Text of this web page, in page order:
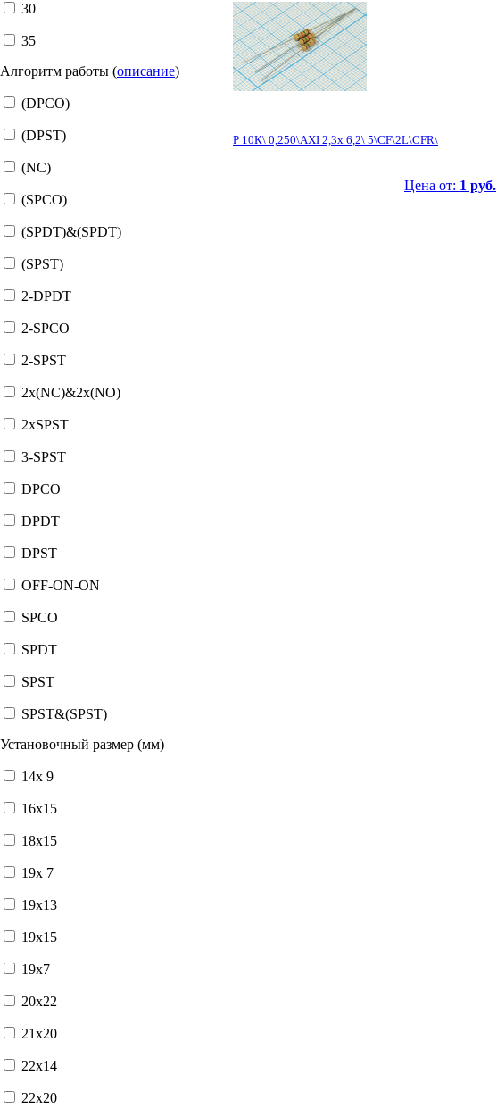
30
35
Алгоритм работы (описание)
(DPCO)
(DPST)
(NC)
(SPCO)
(SPDT)&(SPDT)
(SPST)
2-DPDT
2-SPCO
2-SPST
2x(NC)&2x(NO)
2xSPST
3-SPST
DPCO
DPDT
DPST
OFF-ON-ON
SPCO
SPDT
SPST
SPST&(SPST)
Установочный размер (мм)
14x 9
16x15
18x15
19x 7
19x13
19x15
19x7
20x22
21x20
22x14
22x20
Р 10К\ 0,250\AXI 2,3x 6,2\ 5\CF\2L\CFR\
Цена от: 1 руб.